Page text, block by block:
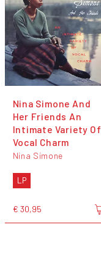
Nina Simone And
Her Friends An
Intimate Variety Of
Vocal Charm
Nina Simone
LP
€ 30,95